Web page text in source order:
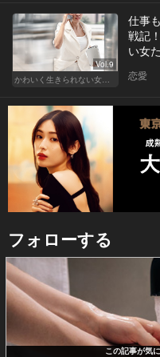
Vol.9
仕事
戦記
い女
恋愛
フォローする
この記事が気